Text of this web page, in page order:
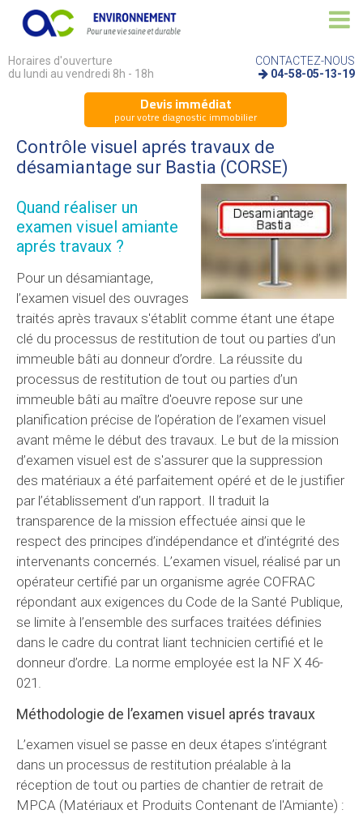
Horaires d'ouverture
du lundi au vendredi 8h - 18h
CONTACTEZ-NOUS
04-58-05-13-19
Devis immédiat
pour votre diagnostic immobilier
Contrôle visuel aprés travaux de
désamiantage sur Bastia (CORSE)
Quand réaliser un
examen visuel amiante
aprés travaux ?
Pour un désamiantage,
l’examen visuel des ouvrages
traités après travaux s'établit comme étant une étape
clé du processus de restitution de tout ou parties d’un
immeuble bâti au donneur d’ordre. La réussite du
processus de restitution de tout ou parties d’un
immeuble bâti au maître d'oeuvre repose sur une
planification précise de l’opération de l’examen visuel
avant même le début des travaux. Le but de la mission
d’examen visuel est de s'assurer que la suppression
des matériaux a été parfaitement opéré et de le justifier
par l’établissement d’un rapport. Il traduit la
transparence de la mission effectuée ainsi que le
respect des principes d’indépendance et d’intégrité des
intervenants concernés. L’examen visuel, réalisé par un
opérateur certifié par un organisme agrée COFRAC
répondant aux exigences du Code de la Santé Publique,
se limite à l’ensemble des surfaces traitées définies
dans le cadre du contrat liant technicien certifié et le
donneur d’ordre. La norme employée est la NF X 46-
021.
Méthodologie de l’examen visuel aprés travaux
L’examen visuel se passe en deux étapes s’intégrant
dans un processus de restitution préalable à la
réception de tout ou parties de chantier de retrait de
MPCA (Matériaux et Produits Contenant de l'Amiante) :